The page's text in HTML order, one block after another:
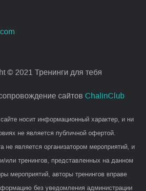
© 2021 Тренинги для тебя
сайтов ChalinClub
носит информационный характер, и ни
не является публичной офертой.
не является организатором мероприятий, и
или тренингов, представленных на данном
мероприятий, авторы тренингов вправе
без уведомления администрации